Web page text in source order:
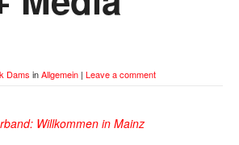
Dams inAllgemein | Leave a comment
Willkommen in Mainz